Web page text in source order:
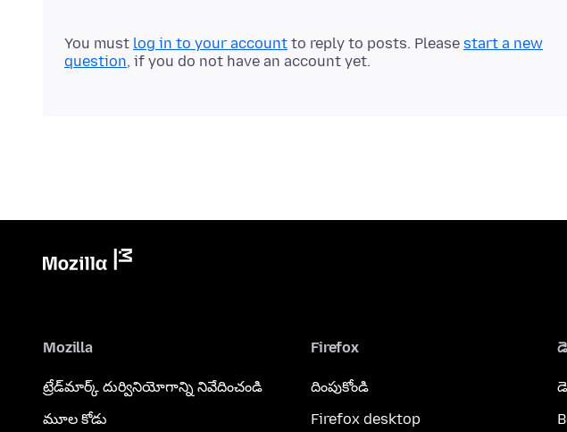
You must log in to your account to reply to posts. Please start a new
question, if you do not have an account yet.
Mozilla
ట్రేడ్‌మార్క్ దుర్వినియోగాన్ని నివేదించండి
మూల కోడు
Firefox
దింపుకోండి
Firefox desktop